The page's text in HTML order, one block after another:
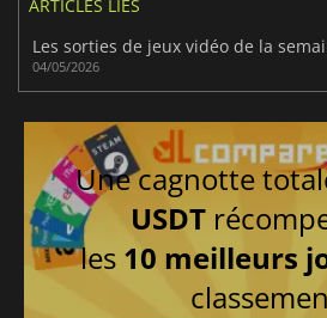
ARTICLES LIÉS
04/05/2026
Une cagnotte
USDT
les 10 meilleurs